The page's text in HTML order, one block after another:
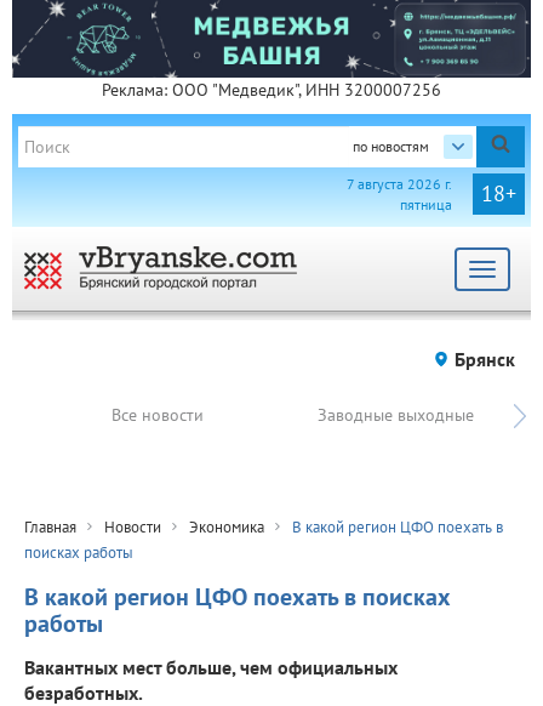
Реклама: ООО "Медведик", ИНН 3200007256
по новостям
18+
7 августа 2026 г.
пятница
Toggle
Брянск
Все новости Заводные выходные
Главная Новости Экономика
В какой регион ЦФО поехать в
поисках работы
В какой регион ЦФО поехать в поисках
работы
Вакантных мест больше, чем официальных
безработных.